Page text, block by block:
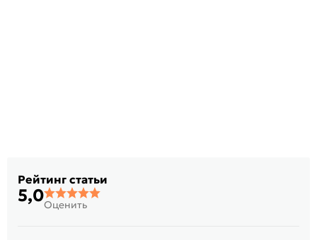
Рейтинг статьи
5,0Оценить